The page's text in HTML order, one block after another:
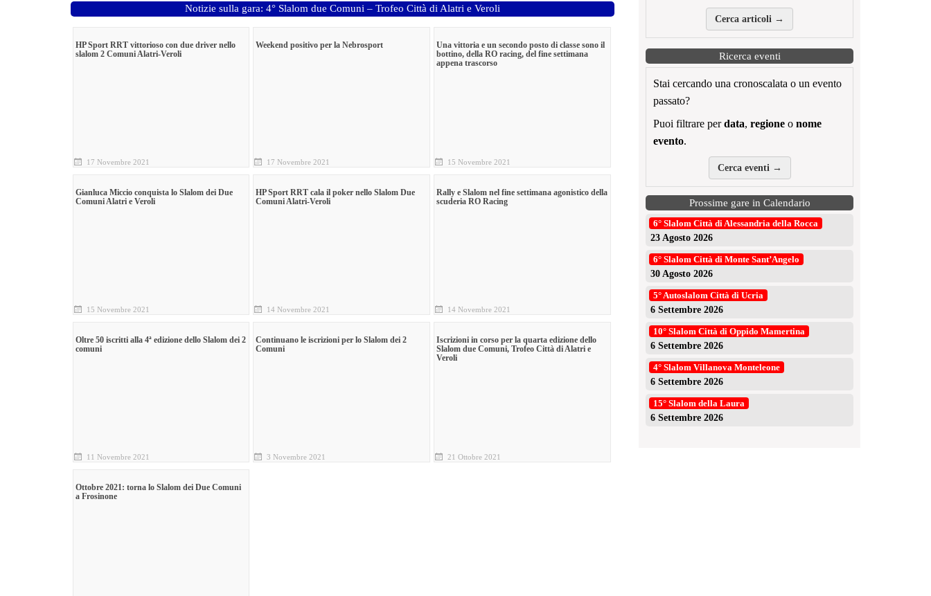
Cerca articoli →
Ricerca eventi
Stai cercando una cronoscalata o un evento
passato?
Puoi filtrare perdata, regione o nome
evento.
Cerca eventi →
Prossime gare in Calendario
6° Slalom Città di Alessandria della Rocca
23 Agosto 2026
6° Slalom Città di Monte Sant’Angelo
30 Agosto 2026
5° Autoslalom Città di Ucria
6 Settembre 2026
10° Slalom Città di Oppido Mamertina
6 Settembre 2026
4° Slalom Villanova Monteleone
6 Settembre 2026
15° Slalom della Laura
6 Settembre 2026
Notizie sulla gara: 4° Slalom due Comuni – Trofeo Città di Alatri e Veroli
HP Sport RRT vittorioso con due driver nello
slalom 2 Comuni Alatri-Veroli
17 Novembre 2021
Weekend positivo per la Nebrosport
17 Novembre 2021
Una vittoria e un secondo posto di classe sono il
bottino, della RO racing, del fine settimana
appena trascorso
15 Novembre 2021
Gianluca Miccio conquista lo Slalom dei Due
Comuni Alatri e Veroli
15 Novembre 2021
HP Sport RRT cala il poker nello Slalom Due
Comuni Alatri-Veroli
14 Novembre 2021
Rally e Slalom nel fine settimana agonistico della
scuderia RO Racing
14 Novembre 2021
Oltre 50 iscritti alla 4ª edizione dello Slalom dei 2
comuni
11 Novembre 2021
Continuano le iscrizioni per lo Slalom dei 2
Comuni
3 Novembre 2021
Iscrizioni in corso per la quarta edizione dello
Slalom due Comuni, Trofeo Città di Alatri e
Veroli
21 Ottobre 2021
Ottobre 2021: torna lo Slalom dei Due Comuni
a Frosinone